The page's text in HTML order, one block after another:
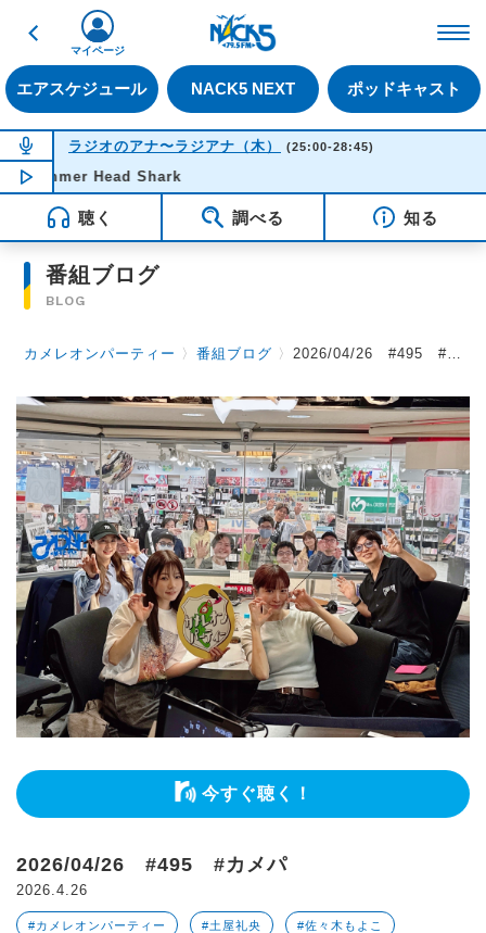
戻る
エアスケジュール NACK5 NEXT ポッドキャスト
マイページ
NOW ON AIR
ラジオのアナ〜ラジアナ（木） (25:00-28:45)
NOW PLAYING02:20
Head Shark
聴く 調べる 知る
番組ブログ
BLOG
カメレオンパーティー 〉番組ブログ 〉2026/04/26 #495 #カメパ
今すぐ聴く！
2026/04/26 #495 #カメパ
2026.4.26
#カメレオンパーティー #土屋礼央 #佐々木もよこ